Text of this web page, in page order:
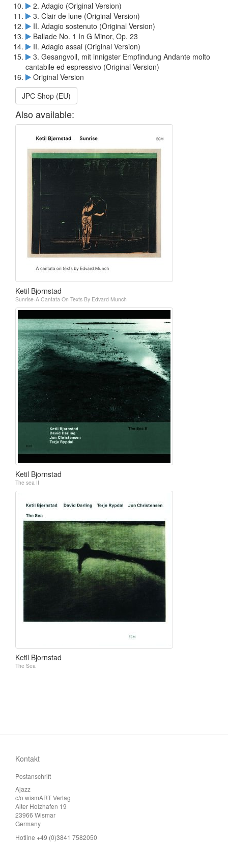
2. Adagio (Original Version)
3. Clair de lune (Original Version)
II. Adagio sostenuto (Original Version)
Ballade No. 1 In G Minor, Op. 23
II. Adagio assai (Original Version)
3. Gesangvoll, mit innigster Empfindung Andante molto
cantabile ed espressivo (Original Version)
Original Version
JPC Shop (EU)
Also available:
Ketil Bjornstad
Sunrise-A Cantata On Texts By Edvard Munch
Ketil Bjornstad
The sea II
Ketil Bjornstad
The Sea
Kontakt
Postanschrift
Ajazz
c/o wismART Verlag
Alter Holzhafen 19
23966 Wismar
Germany
Hotline +49 (0)3841 7582050